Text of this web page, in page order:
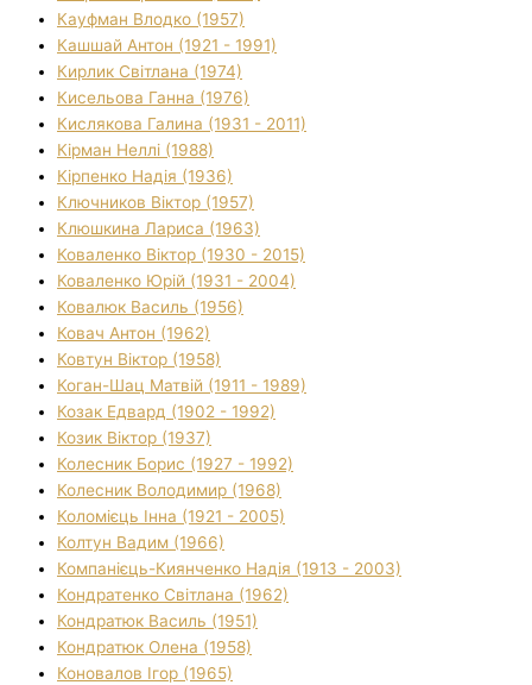
Кауфман Влодко (1957)
Кашшай Антон (1921 - 1991)
Кирлик Світлана (1974)
Кисельова Ганна (1976)
Кислякова Галина (1931 - 2011)
Кірман Неллі (1988)
Кірпенко Надія (1936)
Ключников Віктор (1957)
Клюшкина Лариса (1963)
Коваленко Віктор (1930 - 2015)
Коваленко Юрій (1931 - 2004)
Ковалюк Василь (1956)
Ковач Антон (1962)
Ковтун Віктор (1958)
Коган-Шац Матвій (1911 - 1989)
Козак Едвард (1902 - 1992)
Козик Віктор (1937)
Колесник Борис (1927 - 1992)
Колесник Володимир (1968)
Коломієць Інна (1921 - 2005)
Колтун Вадим (1966)
Компанієць-Киянченко Надія (1913 - 2003)
Кондратенко Світлана (1962)
Кондратюк Василь (1951)
Кондратюк Олена (1958)
Коновалов Ігор (1965)